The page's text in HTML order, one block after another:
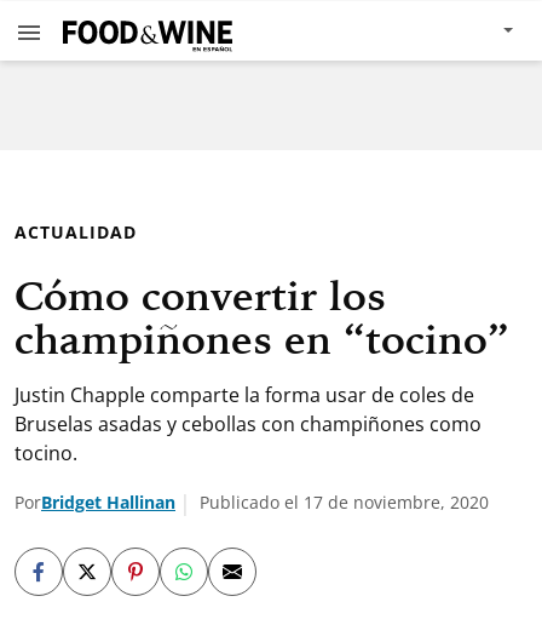
ACTUALIDAD
Cómo convertir los
champiñones en “tocino”
Justin Chapple comparte la forma usar de coles de
Bruselas asadas y cebollas con champiñones como
tocino.
PorBridget Hallinan Publicado el 17 de noviembre, 2020